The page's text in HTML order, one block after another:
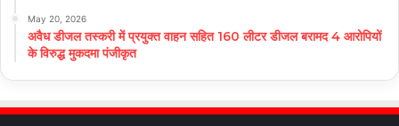
May 20, 2026
अवैध डीजल तस्करी में प्रयुक्त वाहन सहित 160 लीटर डीजल बरामद 4 आरोपियों
के विरुद्ध मुकदमा पंजीकृत